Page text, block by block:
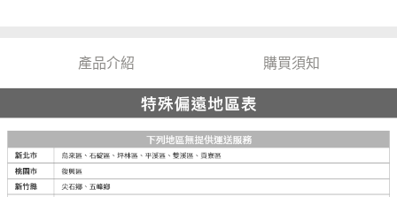
產品介紹 購買須知